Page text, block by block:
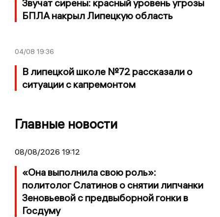
Звучат сирены: красный уровень угрозы
БПЛА накрыл Липецкую область
04/08 19:36
В липецкой школе №72 рассказали о
ситуации с капремонтом
Главные новости
08/08/2026 19:12
«Она выполнила свою роль»:
политолог Слатинов о снятии липчанки
Зеновьевой с предвыборной гонки в
Госдуму